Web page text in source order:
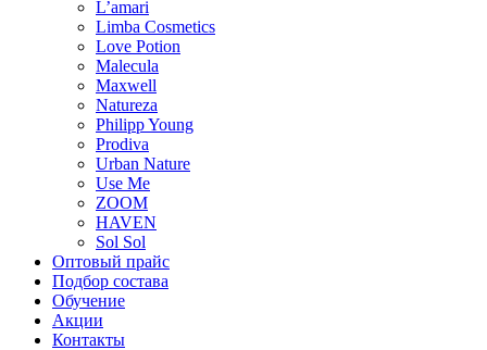
L’amari
Limba Cosmetics
Love Potion
Malecula
Maxwell
Natureza
Philipp Young
Prodiva
Urban Nature
Use Me
ZOOM
HAVEN
Sol Sol
Оптовый прайс
Подбор состава
Обучение
Акции
Контакты